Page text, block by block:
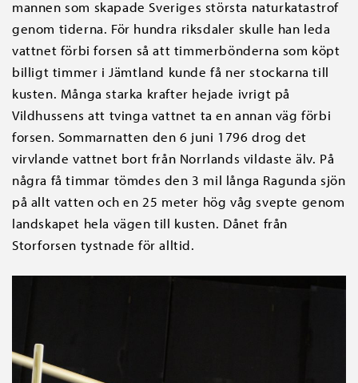
mannen som skapade Sveriges största naturkatastrof
genom tiderna. För hundra riksdaler skulle han leda
vattnet förbi forsen så att timmerbönderna som köpt
billigt timmer i Jämtland kunde få ner stockarna till
kusten. Många starka krafter hejade ivrigt på
Vildhussens att tvinga vattnet ta en annan väg förbi
forsen. Sommarnatten den 6 juni 1796 drog det
virvlande vattnet bort från Norrlands vildaste älv. På
några få timmar tömdes den 3 mil långa Ragunda sjön
på allt vatten och en 25 meter hög våg svepte genom
landskapet hela vägen till kusten. Dånet från
Storforsen tystnade för alltid.